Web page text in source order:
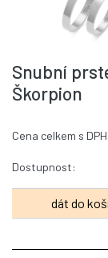
Snubní
Škorpion
Cena celkem s
Dostupnost: